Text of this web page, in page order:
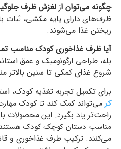
چگونه می‌توان از لغزش ظرف
ظرف‌های دارای پایه مکشی، ثبات
ریختن غذا می‌شوند.
آیا ظرف غذاخوری کودک مناسب
بله، طراحی ارگونومیک و عمق
شروع غذای کمکی تا سنین بالاتر
برای تکمیل تجربه تغذیه کودک،
کر می‌تواند کمک کند تا کودک
راحت‌تر یاد بگیرد. این محصولات
مناسب دستان کوچک کودک هستند و
می‌کنند. ترکیب ظرف غذاخوری و